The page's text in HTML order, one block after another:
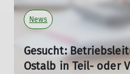
News
Gesucht:
Ostalb in Teil- oder